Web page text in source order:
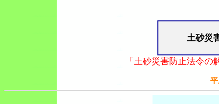
土砂災
「土砂災害防止法令